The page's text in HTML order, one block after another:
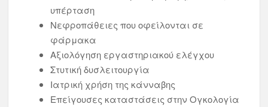
υπέρταση
Νεφροπάθειες που οφείλονται σε
φάρμακα
Αξιολόγηση εργαστηριακού ελέγχου
Στυτική δυσλειτουργία
Ιατρική χρήση της κάνναβης
Επείγουσες καταστάσεις στην Ογκολογία